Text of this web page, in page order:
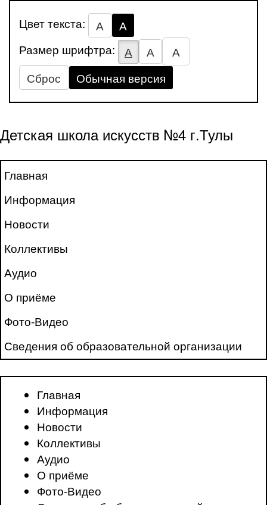
Цвет текста: А
А
Размер шрифтра:
А А
А
Сброс
Обычная версия
Детская школа искусств №4 г.Тулы
Главная
Информация
Новости
Коллективы
Аудио
О приёме
Фото-Видео
Сведения об образовательной организации
Главная
Информация
Новости
Коллективы
Аудио
О приёме
Фото-Видео